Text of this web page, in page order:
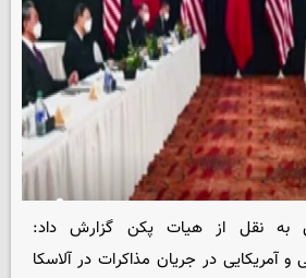
به نقل از هیات پکن گزارش داد:
آمریکایی در جریان مذاکرات در آلاسکا